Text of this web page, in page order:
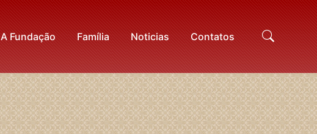
A Fundação Família Noticias Contatos